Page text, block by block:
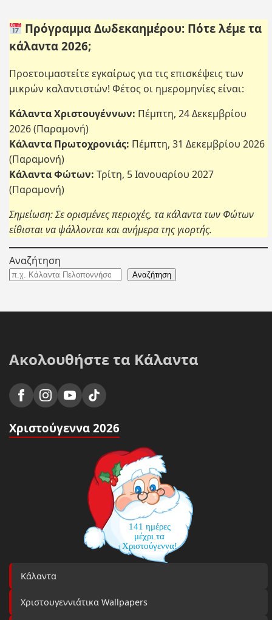
Πρόγραμμα Δωδεκαημέρου: Πότε λέμε τα
κάλαντα 2026;
Προετοιμαστείτε εγκαίρως για τις επισκέψεις των
μικρών καλαντιστών! Φέτος οι ημερομηνίες είναι:
Κάλαντα Χριστουγέννων: Πέμπτη, 24 Δεκεμβρίου
2026 (Παραμονή)
Κάλαντα Πρωτοχρονιάς: Πέμπτη, 31 Δεκεμβρίου 2026
(Παραμονή)
Κάλαντα Φώτων: Τρίτη, 5 Ιανουαρίου 2027
(Παραμονή)
Σημείωση: Σε ορισμένες περιοχές, τα κάλαντα των Φώτων
είθισται να ψάλλονται και ανήμερα της γιορτής.
Αναζήτηση
Αναζήτηση
Ακολουθήστε τα Κάλαντα
Χριστούγεννα 2026
141 ημέρες
μέχρι τα
Χριστούγεννα!
Κάλαντα
Χριστουγεννιάτικα Wallpapers